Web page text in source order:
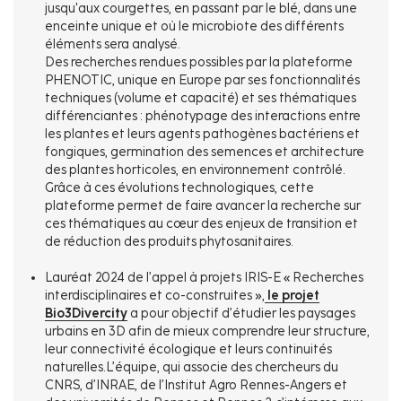
jusqu'aux courgettes, en passant par le blé, dans une
enceinte unique et où le microbiote des différents
éléments sera analysé.
Des recherches rendues possibles par la plateforme
PHENOTIC, unique en Europe par ses fonctionnalités
techniques (volume et capacité) et ses thématiques
différenciantes : phénotypage des interactions entre
les plantes et leurs agents pathogènes bactériens et
fongiques, germination des semences et architecture
des plantes horticoles, en environnement contrôlé.
Grâce à ces évolutions technologiques, cette
plateforme permet de faire avancer la recherche sur
ces thématiques au cœur des enjeux de transition et
de réduction des produits phytosanitaires.
Lauréat 2024 de l’appel à projets IRIS-E « Recherches
interdisciplinaires et co-construites », le projet
Bio3Divercity a pour objectif d’étudier les paysages
urbains en 3D afin de mieux comprendre leur structure,
leur connectivité écologique et leurs continuités
naturelles.L’équipe, qui associe des chercheurs du
CNRS, d’INRAE, de l’Institut Agro Rennes-Angers et